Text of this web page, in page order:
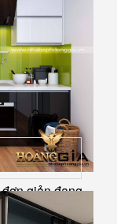
giản đang